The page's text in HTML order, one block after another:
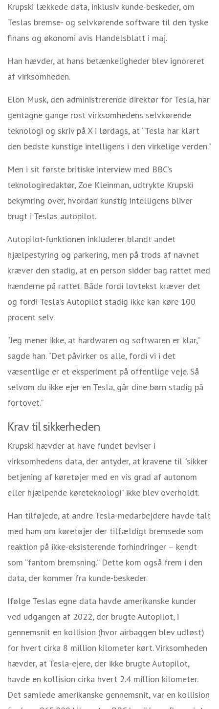
Krupski lækkede data, inklusiv kunde-beskeder, om
Teslas bremse- og selvkørende software til den tyske
finans og økonomi avis Handelsblatt i maj.
Han hævder, at hans betænkeligheder blev ignoreret
af virksomheden.
Elon Musk, den administrerende direktør for Tesla, har
gentagne gange rost virksomhedens selvkørende
teknologi og skriv på X i lørdags, at “Tesla har klart
den bedste kunstige intelligens i den virkelige verden.”
Men i sit første britiske interview med BBC’s
teknologiredaktør, Zoe Kleinman, udtrykte Krupski
bekymring over, hvordan kunstig intelligens bliver
brugt i Teslas autopilot.
Autopilot-funktionen inkluderer blandt andet
hjælpestyring og parkering, men på trods af navnet
kræver den stadig, at en person sidder bag rattet med
hænderne på rattet. Både fordi lovtekst kræver det
og fordi Tesla’s Autopilot stadig ikke kan køre 100
procent selv.
“Jeg mener ikke, at hardwaren og softwaren er klar,”
sagde han. “Det påvirker os alle, fordi vi i det
væsentlige er et eksperiment på offentlige veje. Så
selvom du ikke ejer en Tesla, går dine børn stadig på
fortovet.”
Krav til sikkerheden
Krupski hævder at have fundet beviser i
virksomhedens data, der antyder, at kravene til ”sikker
betjening af køretøjer med en vis grad af autonom
eller hjælpende køreteknologi” ikke blev overholdt.
Han tilføjede, at andre Tesla-medarbejdere havde talt
med ham om køretøjer der tilfældigt bremsede som
reaktion på ikke-eksisterende forhindringer – kendt
som “fantom bremsning.” Dette kom også frem i den
data, der kommer fra kunde-beskeder.
Ifølge Teslas egne data havde amerikanske kunder
ved udgangen af 2022, der brugte Autopilot, i
gennemsnit en kollision (hvor airbaggen blev udløst)
for hvert cirka 8 million kilometer kørt. Virksomheden
hævder, at Tesla-ejere, der ikke brugte Autopilot,
havde en kollision cirka hvert 2.4 million kilometer.
Det samlede amerikanske gennemsnit, var en kollision